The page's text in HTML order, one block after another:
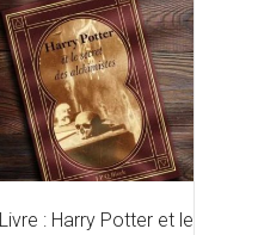
Livre : Harry Potter et le